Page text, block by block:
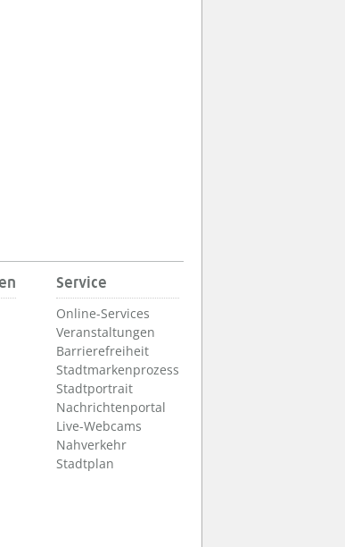
Service
Online-Services
Veranstaltungen
Barrierefreiheit
Stadtmarkenprozess
Stadtportrait
Nachrichtenportal
Live-Webcams
Nahverkehr
Stadtplan